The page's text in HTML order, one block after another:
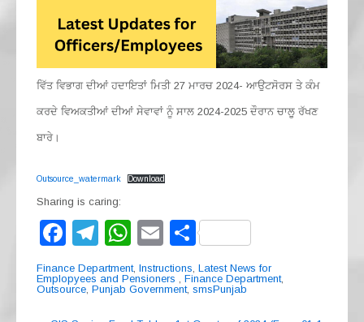
ਵਿੱਤ ਵਿਭਾਗ ਦੀਆਂ ਹਦਾਇਤਾਂ ਮਿਤੀ 27 ਮਾਰਚ 2024- ਆਉਟਸੋਰਸ ਤੇ ਕੰਮ
ਕਰਦੇ ਵਿਅਕਤੀਆਂ ਦੀਆਂ ਸੇਵਾਵਾਂ ਨੂੰ ਸਾਲ 2024-2025 ਦੌਰਾਨ ਚਾਲੂ ਰੱਖਣ
ਬਾਰੇ।
Outsource_watermark Download
Sharing is caring:
F
a
c
T
el
e
W
h
at
E
m
ail
S
h
ar
Finance Department, Instructions Latest News for
Emplopyees and Pensioners
Finance Department,
Outsource Punjab Government, smsPunjab